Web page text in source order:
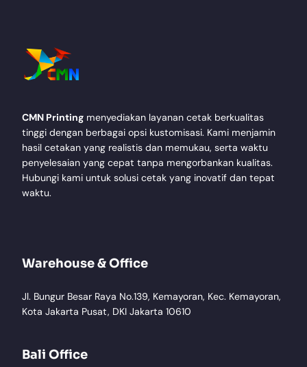
CMN Printing menyediakan layanan cetak berkualitas
tinggi dengan berbagai opsi kustomisasi. Kami menjamin
hasil cetakan yang realistis dan memukau, serta waktu
penyelesaian yang cepat tanpa mengorbankan kualitas.
Hubungi kami untuk solusi cetak yang inovatif dan tepat
waktu.
Warehouse & Office
Jl. Bungur Besar Raya No.139, Kemayoran, Kec. Kemayoran,
Kota Jakarta Pusat, DKI Jakarta 10610
Bali Office